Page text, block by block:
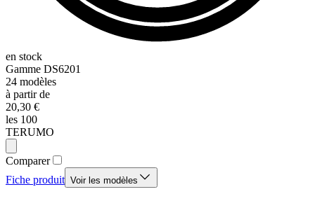
en stock
Gamme DS6201
24 modèles
à partir de
20,30 €
les 100
TERUMO
Comparer
Fiche produit Voir les modèles